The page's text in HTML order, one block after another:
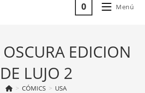
0 Menú
EDICION
DE LUJO 2
> CÓMICS > USA